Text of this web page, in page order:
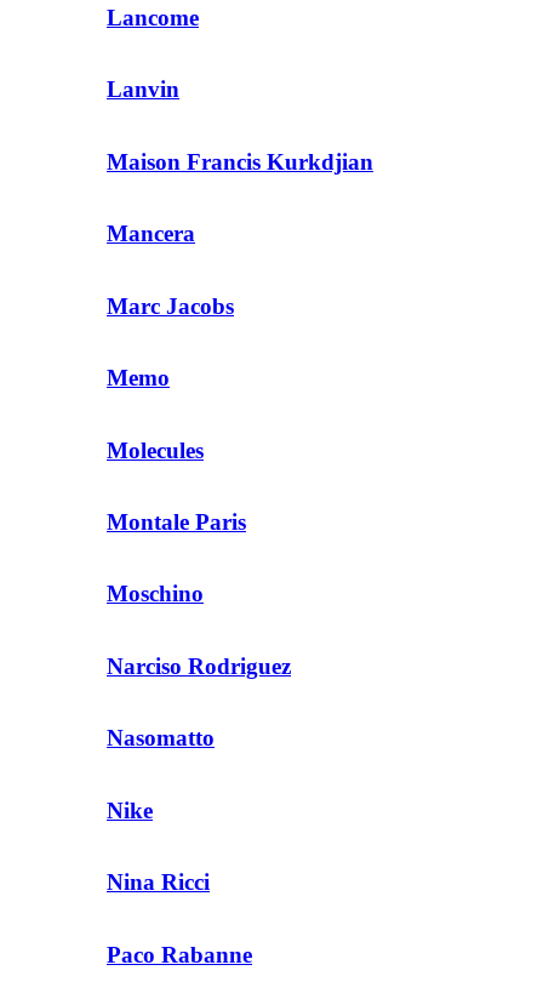
Lancome
Lanvin
Maison Francis Kurkdjian
Mancera
Marc Jacobs
Memo
Molecules
Montale Paris
Moschino
Narciso Rodriguez
Nasomatto
Nike
Nina Ricci
Paco Rabanne